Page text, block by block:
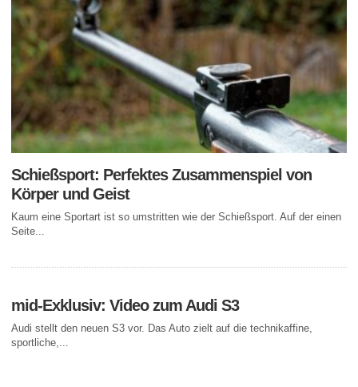
Schießsport: Perfektes Zusammenspiel von
Körper und Geist
Kaum eine Sportart ist so umstritten wie der Schießsport. Auf der einen
Seite...
mid-Exklusiv: Video zum Audi S3
Audi stellt den neuen S3 vor. Das Auto zielt auf die technikaffine,
sportliche,...